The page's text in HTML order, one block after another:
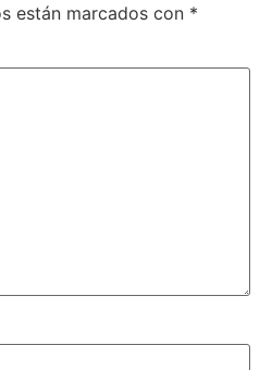
están marcados con *